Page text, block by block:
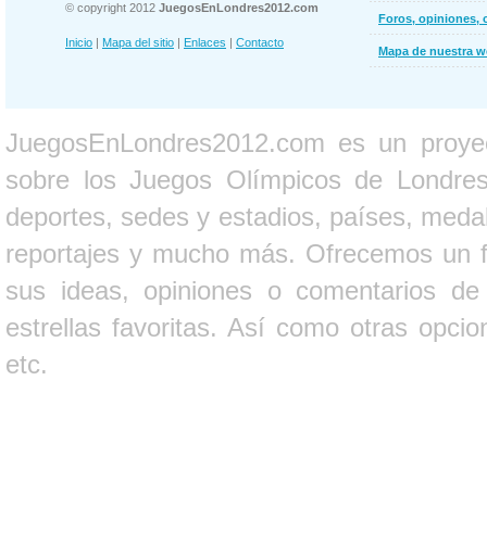
© copyright 2012 JuegosEnLondres2012.com
Inicio | Mapa del sitio | Enlaces | Contacto
Foros, opiniones,
Mapa de nuestra
JuegosEnLondres2012.com es un
sobre los Juegos Olímpicos de
deportes, sedes y estadios, países,
reportajes y mucho más. Ofrecemos un
sus ideas, opiniones o comentarios
estrellas favoritas. Así como otras
etc.